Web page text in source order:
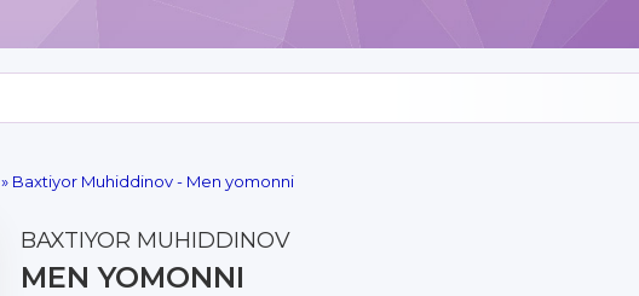
» Baxtiyor Muhiddinov - Men yomonni
BAXTIYOR MUHIDDINOV
MEN YOMONNI